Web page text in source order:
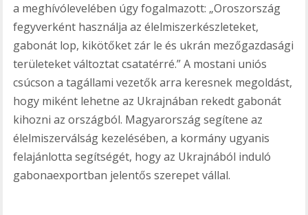
a meghívólevelében úgy fogalmazott: „Oroszország
fegyverként használja az élelmiszerkészleteket,
gabonát lop, kikötőket zár le és ukrán mezőgazdasági
területeket változtat csatatérré.” A mostani uniós
csúcson a tagállami vezetők arra keresnek megoldást,
hogy miként lehetne az Ukrajnában rekedt gabonát
kihozni az országból. Magyarország segítene az
élelmiszerválság kezelésében, a kormány ugyanis
felajánlotta segítségét, hogy az Ukrajnából induló
gabonaexportban jelentős szerepet vállal.